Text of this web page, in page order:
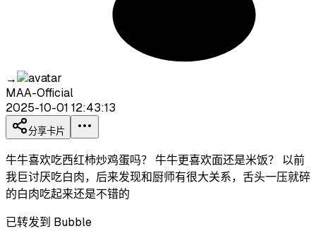
→
MAA-Official
2025-10-01 12:43:13
分享卡片
牛牛喜欢吃西红柿炒鸡蛋吗？ 牛牛更喜欢面还是米饭？ 以前
我巨讨厌吃白肉，后来发现和厨师有很大关系，舌头一压就碎
的白肉吃起来还是不错的
已转发到 Bubble